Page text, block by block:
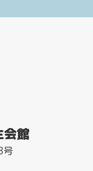
会館
号